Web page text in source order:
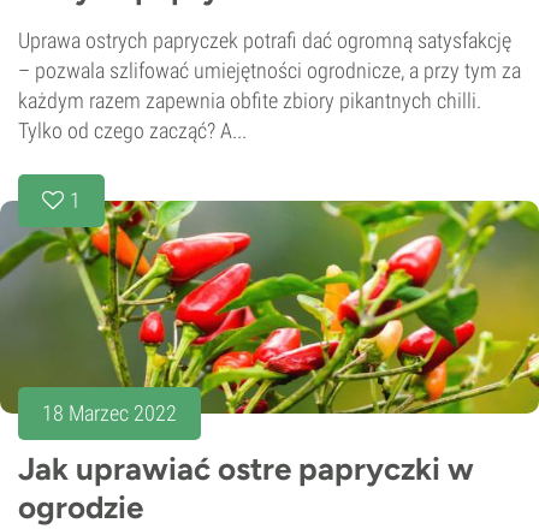
Uprawa ostrych papryczek potrafi dać ogromną satysfakcję
– pozwala szlifować umiejętności ogrodnicze, a przy tym za
każdym razem zapewnia obfite zbiory pikantnych chilli.
Tylko od czego zacząć? A...
1
18 Marzec 2022
Jak uprawiać ostre papryczki w
ogrodzie